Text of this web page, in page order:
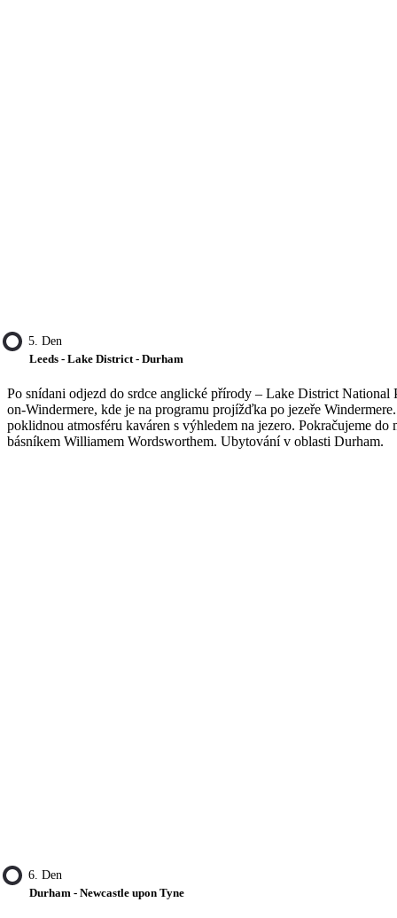
5. Den
Leeds - Lake District - Durham
Po snídani odjezd do srdce anglické přírody – Lake District National
on-Windermere, kde je na programu projížďka po jezeře
poklidnou atmosféru kaváren s výhledem na jezero. Pokračujeme do
básníkem Williamem Wordsworthem. Ubytování v oblasti Durham.
6. Den
Durham - Newcastle upon Tyne